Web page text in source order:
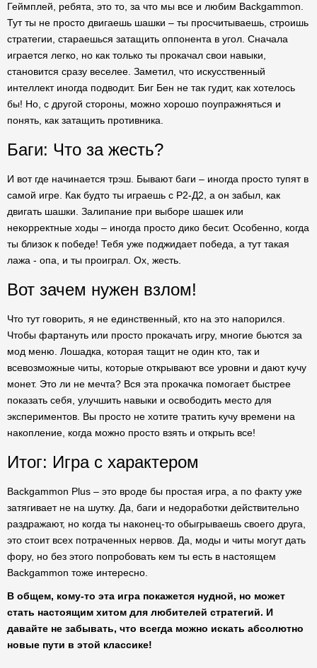
Геймплей, ребята, это то, за что мы все и любим Backgammon.
Тут ты не просто двигаешь шашки – ты просчитываешь, строишь
стратегии, стараешься затащить оппонента в угол. Сначала
играется легко, но как только ты прокачал свои навыки,
становится сразу веселее. Заметил, что искусственный
интеллект иногда подводит. Биг Бен не так гудит, как хотелось
бы! Но, с другой стороны, можно хорошо поупражняться и
понять, как затащить противника.
Баги: Что за жесть?
И вот где начинается трэш. Бывают баги – иногда просто тупят в
самой игре. Как будто ты играешь с Р2-Д2, а он забыл, как
двигать шашки. Залипание при выборе шашек или
некорректные ходы – иногда просто дико бесит. Особенно, когда
ты близок к победе! Тебя уже поджидает победа, а тут такая
лажа - опа, и ты проиграл. Ох, жесть.
Вот зачем нужен взлом!
Что тут говорить, я не единственный, кто на это напорился.
Чтобы фартануть или просто прокачать игру, многие бьются за
мод меню. Лошадка, которая тащит не один кто, так и
всевозможные читы, которые открывают все уровни и дают кучу
монет. Это ли не мечта? Вся эта прокачка помогает быстрее
показать себя, улучшить навыки и освободить место для
экспериментов. Вы просто не хотите тратить кучу времени на
накопление, когда можно просто взять и открыть все!
Итог: Игра с характером
Backgammon Plus – это вроде бы простая игра, а по факту уже
затягивает не на шутку. Да, баги и недоработки действительно
раздражают, но когда ты наконец-то обыгрываешь своего друга,
это стоит всех потраченных нервов. Да, моды и читы могут дать
фору, но без этого попробовать кем ты есть в настоящем
Backgammon тоже интересно.
В общем, кому-то эта игра покажется нудной, но может
стать настоящим хитом для любителей стратегий. И
давайте не забывать, что всегда можно искать абсолютно
новые пути в этой классике!